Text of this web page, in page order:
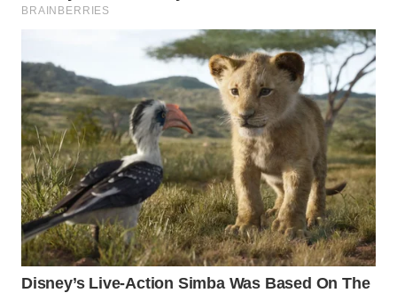
WN
WN
MALUT
WN
DAIRI
WN
DANAU
TOBA